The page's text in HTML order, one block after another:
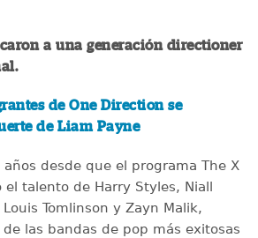
a una generación directioner
de One Direction se
de Liam Payne
desde que el programa The X
el talento de Harry Styles, Niall
Tomlinson y Zayn Malik,
las bandas de pop más exitosas